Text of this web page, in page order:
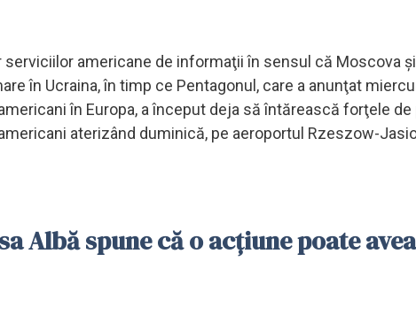
americane de informaţii în sensul că Moscova
în Ucraina, în timp ce Pentagonul, care a anunţat
în Europa, a început deja să întărească forţele de
aterizând duminică, pe aeroportul Rzeszow-
Albă spune că o acţiune poate